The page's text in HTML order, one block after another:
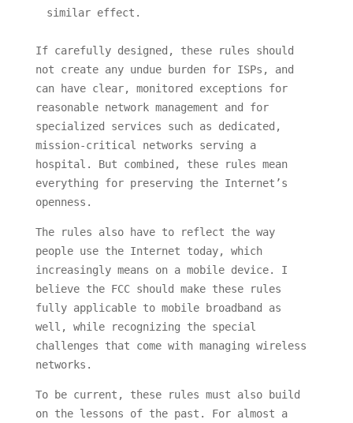
similar effect.
If carefully designed, these rules should
not create any undue burden for ISPs, and
can have clear, monitored exceptions for
reasonable network management and for
specialized services such as dedicated,
mission-critical networks serving a
hospital. But combined, these rules mean
everything for preserving the Internet’s
openness.
The rules also have to reflect the way
people use the Internet today, which
increasingly means on a mobile device. I
believe the FCC should make these rules
fully applicable to mobile broadband as
well, while recognizing the special
challenges that come with managing wireless
networks.
To be current, these rules must also build
on the lessons of the past. For almost a